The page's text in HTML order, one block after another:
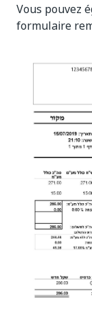
Vous pouvez
formulaire